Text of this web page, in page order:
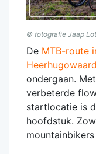
© fotografie Jaap
De MTB-route
Heerhugowaard
ondergaan.
verbeterde
startlocatie is
hoofdstuk.